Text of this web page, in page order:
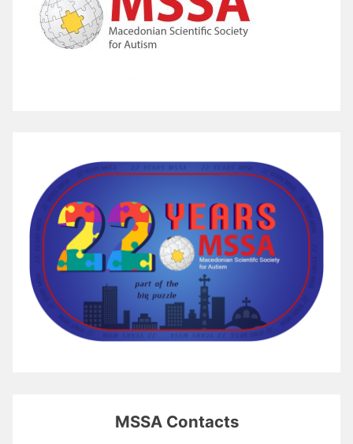
MSSA Contacts